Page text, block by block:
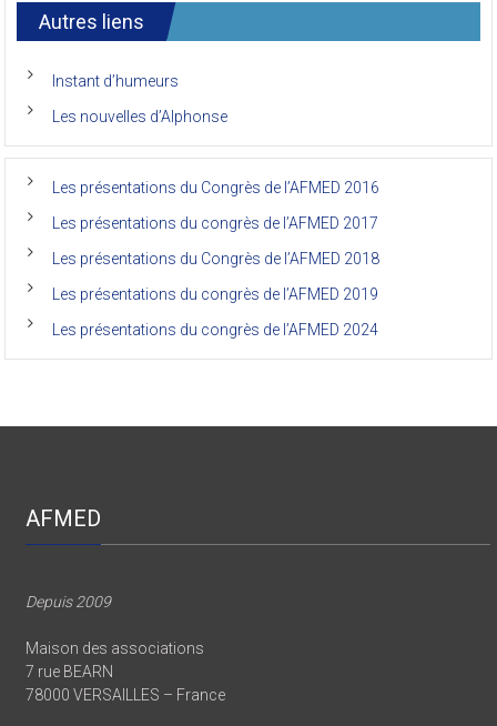
international
anciens
la
de
de
(Afmed/Unikin)
vécu
Autres liens
Instant d’humeurs
Les nouvelles d’Alphonse
Les présentations du Congrès de l’AFMED 2016
Les présentations du congrès de l’AFMED 2017
Les présentations du Congrès de l’AFMED 2018
Les présentations du congrès de l’AFMED 2019
Les présentations du congrès de l’AFMED 2024
AFMED
Depuis 2009
Maison des associations
7 rue BEARN
78000 VERSAILLES – France